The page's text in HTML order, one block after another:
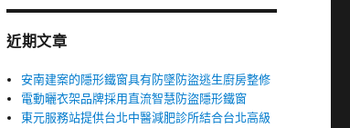
字:
近期文章
安南建案的隱形鐵窗具有防墜防盜逃生廚房整修
電動曬衣架品牌採用直流智慧防盜隱形鐵窗
東元服務站提供台北中醫減肥診所結合台北高級